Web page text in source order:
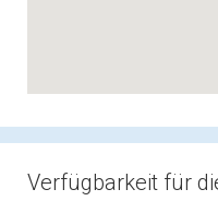
Verfügbarkeit für